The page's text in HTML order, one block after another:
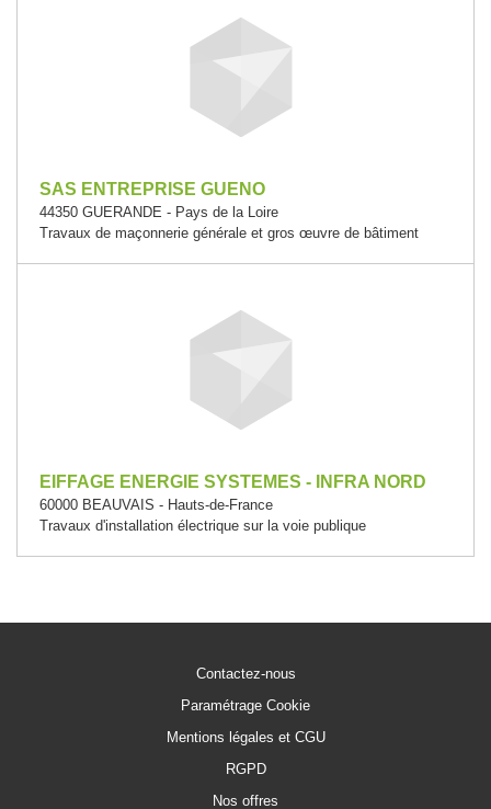
SAS ENTREPRISE GUENO
44350 GUERANDE - Pays de la Loire
Travaux de maçonnerie générale et gros œuvre de bâtiment
EIFFAGE ENERGIE SYSTEMES - INFRA NORD
60000 BEAUVAIS - Hauts-de-France
Travaux d'installation électrique sur la voie publique
Contactez-nous
Paramétrage Cookie
Mentions légales et CGU
RGPD
Nos offres